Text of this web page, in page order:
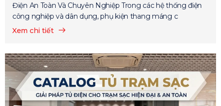
Điện An Toàn Và Chuyên Nghiệp Trong các hệ thống điện
công nghiệp và dân dụng, phụ kiện thang máng c
Xem chi tiết